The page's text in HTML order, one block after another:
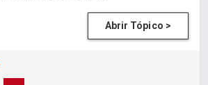
Abrir Tópico >